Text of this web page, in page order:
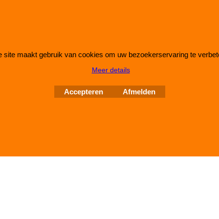
software.
site maakt gebruik van cookies om uw bezoekerservaring te
Meer details
Accepteren Afmelden